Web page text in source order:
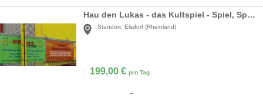
Hau den Lukas - das Kultspiel - Spiel, Sport + Spaß in einem zum Top Preis
Standort: Elsdorf (Rheinland)
199,00 € pro Tag